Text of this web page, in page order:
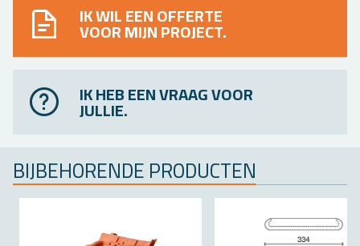
IK WIL EEN OFFERTE
VOOR MIJN PROJECT.
IK HEB EEN VRAAG VOOR
JULLIE.
BIJ­BE­HO­REN­DE PRO­DUC­TEN